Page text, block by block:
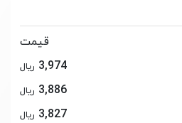
قیمت
3,974 ریال
3,886 ریال
3,827 ریال